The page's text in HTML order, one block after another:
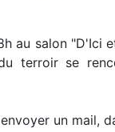
au salon "D'Ici
terroir se
un mail,